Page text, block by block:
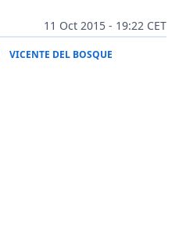
11 Oct 2015 - 19:22 CET
VICENTE DEL BOSQUE